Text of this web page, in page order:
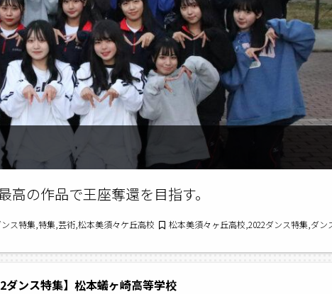
の作品で王座奪還を目指す。
ス特集,特集,芸術,松本美須々ケ丘高校 松本美須々ヶ丘高校,2022ダンス特集,ダ
ダンス特集】松本蟻ヶ崎高等学校